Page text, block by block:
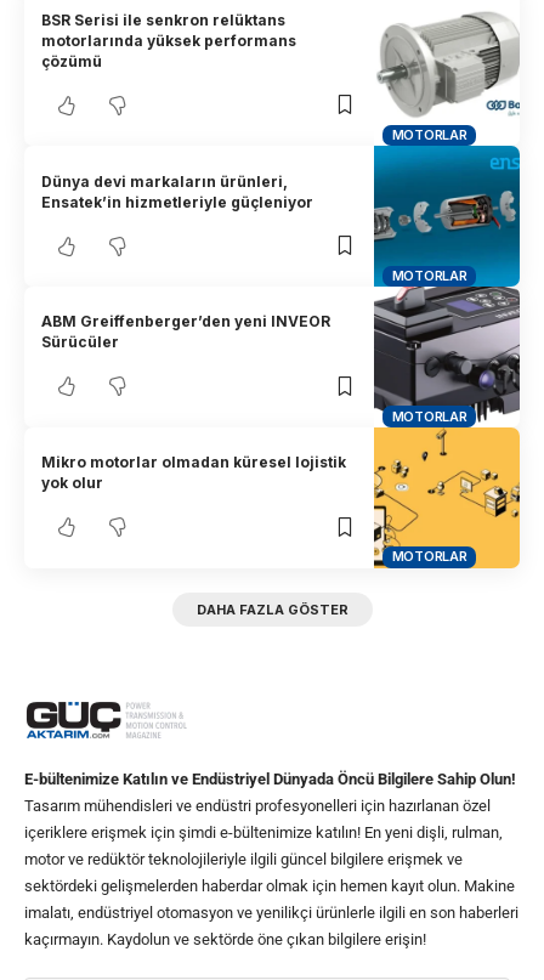
MOTORLAR
BSR Serisi ile senkron relüktans
motorlarında yüksek performans
çözümü
MOTORLAR
Dünya devi markaların ürünleri,
Ensatek’in hizmetleriyle güçleniyor
MOTORLAR
ABM Greiffenberger’den yeni INVEOR
Sürücüler
MOTORLAR
Mikro motorlar olmadan küresel lojistik
yok olur
DAHA FAZLA GÖSTER
E-bültenimize Katılın ve Endüstriyel Dünyada Öncü Bilgilere Sahip Olun!
Tasarım mühendisleri ve endüstri profesyonelleri için hazırlanan özel
içeriklere erişmek için şimdi e-bültenimize katılın! En yeni dişli, rulman,
motor ve redüktör teknolojileriyle ilgili güncel bilgilere erişmek ve
sektördeki gelişmelerden haberdar olmak için hemen kayıt olun. Makine
imalatı, endüstriyel otomasyon ve yenilikçi ürünlerle ilgili en son haberleri
kaçırmayın. Kaydolun ve sektörde öne çıkan bilgilere erişin!